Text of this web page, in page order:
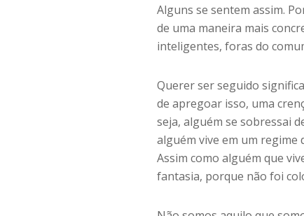
Alguns se sentem assim.
de uma maneira mais
inteligentes, foras do
Querer ser seguido
de apregoar isso, uma
seja, alguém se sobressai
alguém vive em um regime
Assim como alguém que
fantasia, porque não foi